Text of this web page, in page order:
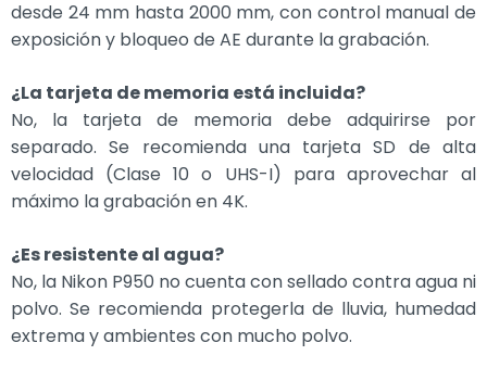
desde 24 mm hasta 2000 mm, con control manual de
exposición y bloqueo de AE durante la grabación.
¿La tarjeta de memoria está incluida?
No, la tarjeta de memoria debe adquirirse por
separado. Se recomienda una tarjeta SD de alta
velocidad (Clase 10 o UHS-I) para aprovechar al
máximo la grabación en 4K.
¿Es resistente al agua?
No, la Nikon P950 no cuenta con sellado contra agua ni
polvo. Se recomienda protegerla de lluvia, humedad
extrema y ambientes con mucho polvo.